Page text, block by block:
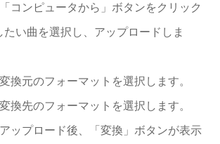
コンピュータから」ボタンをクリック
たい曲を選択し、アップロードしま
換元のフォーマットを選択します。
換先のフォーマットを選択します。
ップロード後、「変換」ボタンが表示